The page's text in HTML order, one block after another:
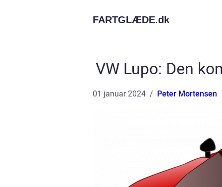
FARTGLÆDE.dk
VW Lupo: Den
01 januar 2024 Peter Mortensen